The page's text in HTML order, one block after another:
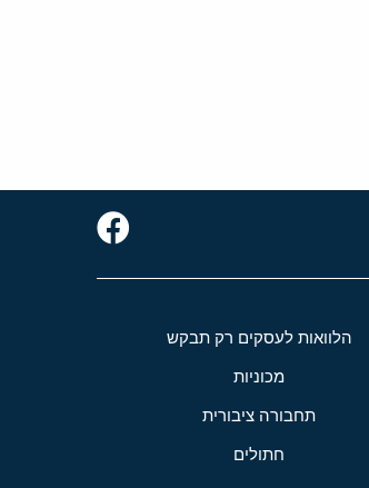
הלוואות לעסקים רק תבקש
מכוניות
תחבורה ציבורית
חתולים